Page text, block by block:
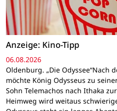
Anzeige: Kino-Tipp
06.08.2026
Oldenburg. „Die Odyssee“Nach
möchte König Odysseus zu
Sohn Telemachos nach Ithaka
Heimweg wird weitaus